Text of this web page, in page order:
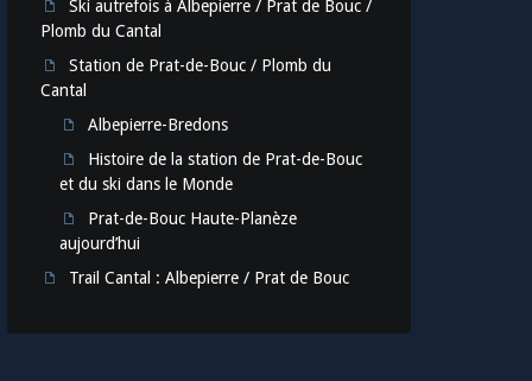
Ski autrefois à Albepierre / Prat de Bouc /
Plomb du Cantal
Station de Prat-de-Bouc / Plomb du
Cantal
Albepierre-Bredons
Histoire de la station de Prat-de-Bouc
et du ski dans le Monde
Prat-de-Bouc Haute-Planèze
aujourd’hui
Trail Cantal : Albepierre / Prat de Bouc